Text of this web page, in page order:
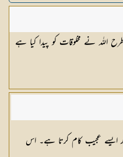
اللہ نے مخلوقات کو پیدا کیا ہے
ایسے عجیب کام کرتا ہے۔ اس